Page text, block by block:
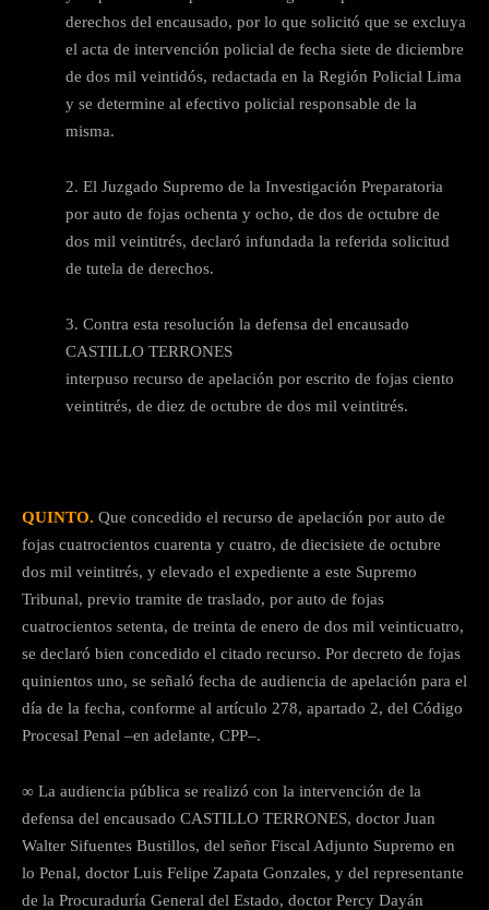
derechos del encausado, por lo que solicitó que se excluya
el acta de intervención policial de fecha siete de diciembre
de dos mil veintidós, redactada en la Región Policial Lima
y se determine al efectivo policial responsable de la
misma.
2. El Juzgado Supremo de la Investigación Preparatoria
por auto de fojas ochenta y ocho, de dos de octubre de
dos mil veintitrés, declaró infundada la referida solicitud
de tutela de derechos.
3. Contra esta resolución la defensa del encausado
CASTILLO TERRONES
interpuso recurso de apelación por escrito de fojas ciento
veintitrés, de diez de octubre de dos mil veintitrés.
QUINTO. Que concedido el recurso de apelación por auto de
fojas cuatrocientos cuarenta y cuatro, de diecisiete de octubre
dos mil veintitrés, y elevado el expediente a este Supremo
Tribunal, previo tramite de traslado, por auto de fojas
cuatrocientos setenta, de treinta de enero de dos mil veinticuatro,
se declaró bien concedido el citado recurso. Por decreto de fojas
quinientos uno, se señaló fecha de audiencia de apelación para el
día de la fecha, conforme al artículo 278, apartado 2, del Código
Procesal Penal –en adelante, CPP–.
∞ La audiencia pública se realizó con la intervención de la
defensa del encausado CASTILLO TERRONES, doctor Juan
Walter Sifuentes Bustillos, del señor Fiscal Adjunto Supremo en
lo Penal, doctor Luis Felipe Zapata Gonzales, y del representante
de la Procuraduría General del Estado, doctor Percy Dayán